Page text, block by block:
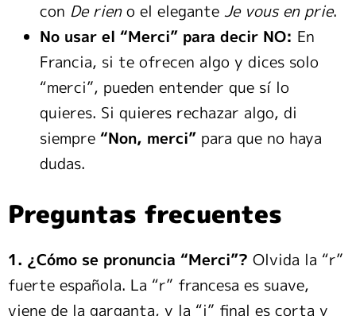
con De rieno el elegante Je vous en prie.
No usar el “Merci” para decir NO: En
Francia, si te ofrecen algo y dices solo
“merci”, pueden entender que sí lo
quieres. Si quieres rechazar algo, di
siempre “Non, merci” para que no haya
dudas.
Preguntas frecuentes
1. ¿Cómo se pronuncia “Merci”? Olvida la “r”
fuerte española. La “r” francesa es suave,
viene de la garganta, y la “i” final es corta y